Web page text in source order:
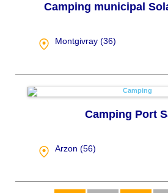
Camping municipal
Montgivray (36)
Camping Port
Arzon (56)